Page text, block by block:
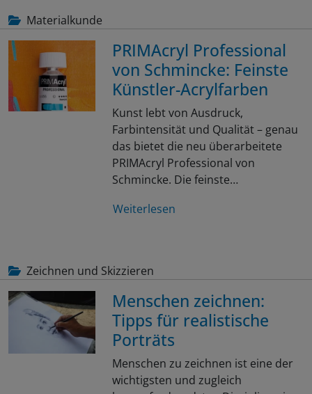
Materialkunde
PRIMAcryl Professional
von Schmincke: Feinste
Künstler-Acrylfarben
Kunst lebt von Ausdruck,
Farbintensität und Qualität – genau
das bietet die neu überarbeitete
PRIMAcryl Professional von
Schmincke. Die feinste…
Weiterlesen
Zeichnen und Skizzieren
Menschen zeichnen:
Tipps für realistische
Porträts
Menschen zu zeichnen ist eine der
wichtigsten und zugleich